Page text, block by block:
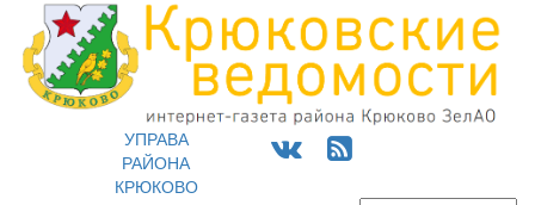
УПРАВА
РАЙОНА
КРЮКОВО